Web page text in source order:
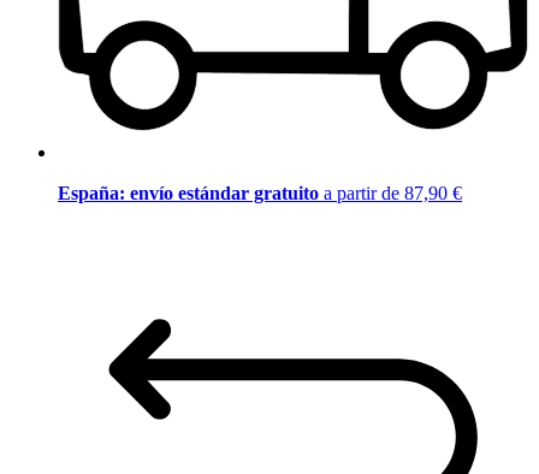
España: envío estándar gratuito a partir de 87,90 €